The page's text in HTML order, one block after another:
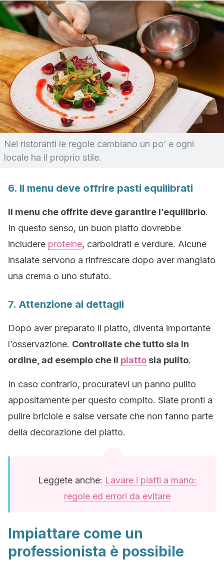
Nei ristoranti le regole cambiano un po’ e ogni
locale ha il proprio stile.
6. Il menu deve offrire pasti equilibrati
Il menu che offrite deve garantire l’equilibrio.
In questo senso, un buon piatto dovrebbe
includere proteine, carboidrati e verdure. Alcune
insalate servono a rinfrescare dopo aver mangiato
una crema o uno stufato.
7. Attenzione ai dettagli
Dopo aver preparato il piatto, diventa importante
l’osservazione. Controllate che tutto sia in
ordine, ad esempio che il piatto sia pulito.
In caso contrario, procuratevi un panno pulito
appositamente per questo compito. Siate pronti a
pulire briciole e salse versate che non fanno parte
della decorazione del piatto.
Leggete anche: Lavare i piatti a mano:
regole ed errori da evitare
Impiattare come un
professionista è possibile